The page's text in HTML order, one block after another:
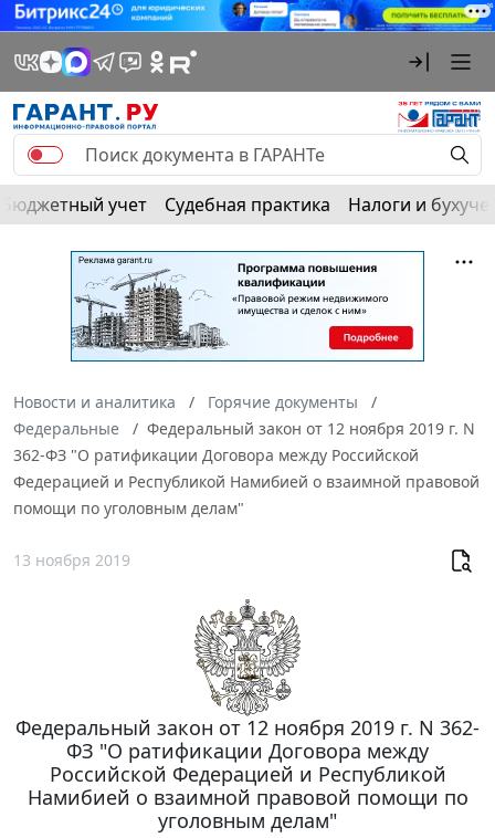
Бюджетный учет Судебная практика Налоги и
Новости и аналитика
Горячие документы
Федеральные
Федеральный закон от 12 ноября 2019 г. N
362-ФЗ "О ратификации Договора между Российской
Федерацией и Республикой Намибией о взаимной правовой
помощи по уголовным делам"
13 ноября 2019
Федеральный закон от 12 ноября 2019 г. N 362-
ФЗ "О ратификации Договора между
Российской Федерацией и Республикой
Намибией о взаимной правовой помощи по
уголовным делам"